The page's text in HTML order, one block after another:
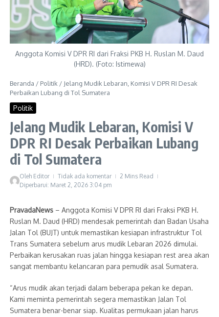
Anggota Komisi V DPR RI dari Fraksi PKB H. Ruslan M. Daud
(HRD). (Foto: Istimewa)
Beranda / Politik / Jelang Mudik Lebaran, Komisi V DPR RI Desak
Perbaikan Lubang di Tol Sumatera
Politik
Jelang Mudik Lebaran, Komisi V
DPR RI Desak Perbaikan Lubang
di Tol Sumatera
Oleh Editor Tidak ada komentar
2 Mins Read
Diperbarui: Maret 2, 2026 3:04 pm
PravadaNews – Anggota Komisi V DPR RI dari Fraksi PKB H.
Ruslan M. Daud (HRD) mendesak pemerintah dan Badan Usaha
Jalan Tol (BUJT) untuk memastikan kesiapan infrastruktur Tol
Trans Sumatera sebelum arus mudik Lebaran 2026 dimulai.
Perbaikan kerusakan ruas jalan hingga kesiapan rest area akan
sangat membantu kelancaran para pemudik asal Sumatera.
“Arus mudik akan terjadi dalam beberapa pekan ke depan.
Kami meminta pemerintah segera memastikan Jalan Tol
Sumatera benar-benar siap. Kualitas permukaan jalan harus